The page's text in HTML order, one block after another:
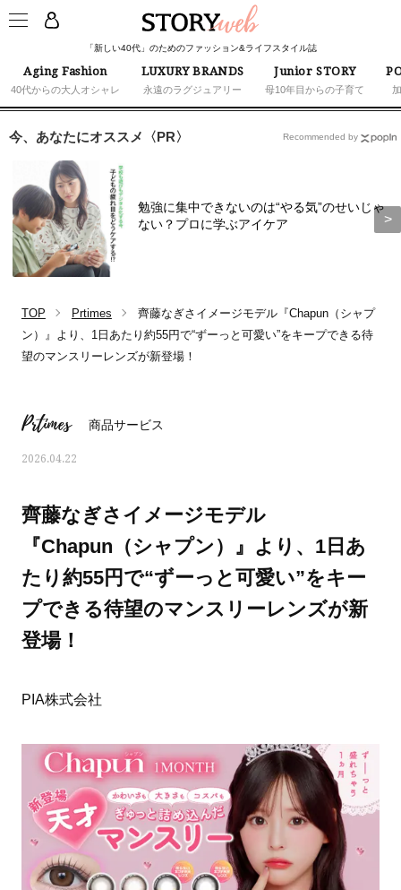
「新しい40代」のためのファッション&ライフスタイル誌
Aging Fashion
40代からの大人オシャレ
LUXURY BRANDS
永遠のラグジュアリー
Junior STORY
母10年目からの子育て
ママとパパに贈る「ジェンダーレ
今、あなたにオススメ〈PR〉
勉強に集中できないのは“やる気”のせいじゃ
ない？プロに学ぶアイケア
Recommended by
TOP Prtimes
齊藤なぎさイメージモデル『Chapun（シャプ
ン）』より、1日あたり約55円で“ずーっと可愛い”をキープできる待
望のマンスリーレンズが新登場！
Prtimes 商品サービス
2026.04.22
齊藤なぎさイメージモデル
『Chapun（シャプン）』より、1日あ
たり約55円で“ずーっと可愛い”をキー
プできる待望のマンスリーレンズが新
登場！
PIA株式会社